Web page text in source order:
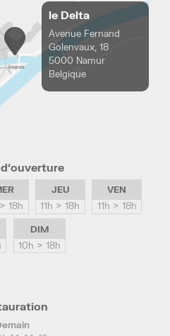
le Delta
Avenue Fernand
Golenvaux, 18
5000 Namur
Belgique
18h
JEU
11h > 18h
VEN
11h > 18h
DIM
10h > 18h